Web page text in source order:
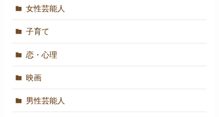
女性芸能人
子育て
恋・心理
映画
男性芸能人